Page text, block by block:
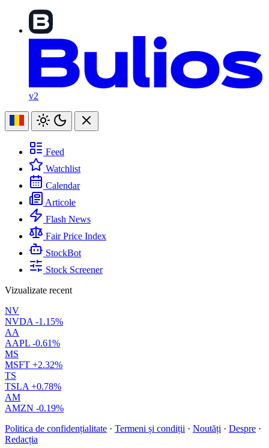
v2
Feed
Watchlist
Calendar
Articole
Flash News
Fair Price Index
StockBot
Stock Screener
Vizualizate recent
NV
NVDA -1.15%
AA
AAPL -0.61%
MS
MSFT +2.32%
TS
TSLA +0.78%
AM
AMZN -0.19%
Politica de confidențialitate · Termeni și condiții · Noutăți · Despre ·
Redacția